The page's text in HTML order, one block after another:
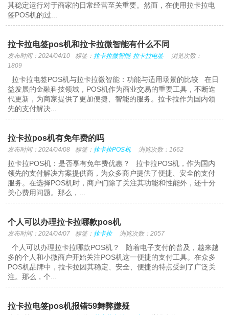
其稳定运行对于商家的日常经营至关重要。然而，在使用拉卡拉电
签POS机的过...
拉卡拉电签pos机和拉卡拉微智能有什么不同
发布时间：2024/04/10 标签： 拉卡拉微智能 拉卡拉电签
浏览次数：
1809
拉卡拉电签POS机与拉卡拉微智能：功能与适用场景的比较 在日
益发展的金融科技领域，POS机作为商业交易的重要工具，不断迭
代更新，为商家提供了更加便捷、智能的服务。拉卡拉作为国内领
先的支付解决...
拉卡拉pos机有免年费的吗
发布时间：2024/04/08 标签： 拉卡拉POS机 浏览次数：1662
拉卡拉POS机：是否享有免年费优惠？ 拉卡拉POS机，作为国内
领先的支付解决方案提供商，为众多商户提供了便捷、安全的支付
服务。在选择POS机时，商户们除了关注其功能和性能外，还十分
关心费用问题。那么，...
个人可以办理拉卡拉哪款pos机
发布时间：2024/04/07 标签： 拉卡拉 浏览次数：2057
个人可以办理拉卡拉哪款POS机？ 随着电子支付的普及，越来越
多的个人和小微商户开始关注POS机这一便捷的支付工具。在众多
POS机品牌中，拉卡拉因其稳定、安全、便捷的特点受到了广泛关
注。那么，个...
拉卡拉电签pos机报错59舞弊嫌疑